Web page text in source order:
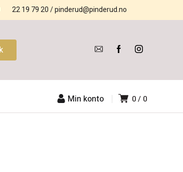
22 19 79 20/pinderud@pinderud.no
0 0
Min konto